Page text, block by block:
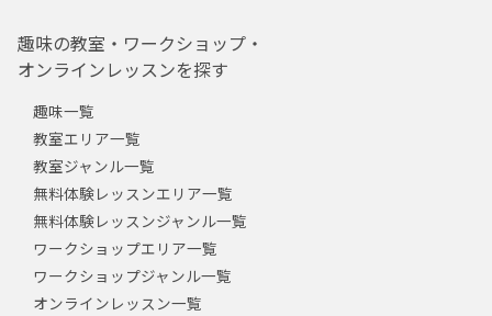
趣味の教室・ワークショップ・
オンラインレッスンを探す
趣味一覧
教室エリア一覧
教室ジャンル一覧
無料体験レッスンエリア一覧
無料体験レッスンジャンル一覧
ワークショップエリア一覧
ワークショップジャンル一覧
オンラインレッスン一覧